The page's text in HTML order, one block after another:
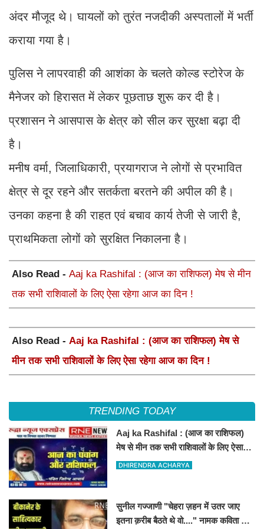
अंदर मौजूद थे। घायलों को तुरंत नजदीकी अस्पतालों में भर्ती
कराया गया है।
पुलिस ने लापरवाही की आशंका के चलते कोल्ड स्टोरेज के
मैनेजर को हिरासत में लेकर पूछताछ शुरू कर दी है।
प्रशासन ने आसपास के क्षेत्र को सील कर सुरक्षा बढ़ा दी
है।
मनीष वर्मा, जिलाधिकारी, प्रयागराज ने लोगों से प्रभावित
क्षेत्र से दूर रहने और सतर्कता बरतने की अपील की है।
उनका कहना है की राहत एवं बचाव कार्य तेजी से जारी है,
प्राथमिकता लोगों को सुरक्षित निकालना है।
Also Read - Aaj ka Rashifal : (आज का राशिफल) मेष से मीन
तक सभी राशिवालों के लिए ऐसा रहेगा आज का दिन !
Also Read - Aaj ka Rashifal : (आज का राशिफल) मेष से
मीन तक सभी राशिवालों के लिए ऐसा रहेगा आज का दिन !
TRENDING TODAY
Aaj ka Rashifal : (आज का राशिफल)
मेष से मीन तक सभी राशिवालों के लिए ऐसा
रहेगा आज का दिन !
DHIRENDRA ACHARYA
सुनील गज्जाणी "चेहरा ज़हन में उतर जाए
इतना क़रीब बैठते थे वो...." नामक कविता के